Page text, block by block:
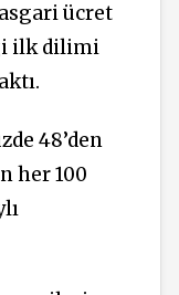
ücret
ilk dilimi
48’den
her 100